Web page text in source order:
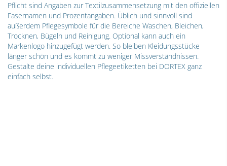
Pflicht sind Angaben zur Textilzusammensetzung mit den offiziellen
Fasernamen und Prozentangaben. Üblich und sinnvoll sind
außerdem Pflegesymbole für die Bereiche Waschen, Bleichen,
Trocknen, Bügeln und Reinigung. Optional kann auch ein
Markenlogo hinzugefügt werden. So bleiben Kleidungsstücke
länger schön und es kommt zu weniger Missverständnissen.
Gestalte deine individuellen Pflegeetiketten bei DORTEX ganz
einfach selbst.